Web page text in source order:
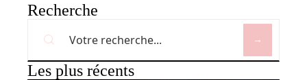
Recherche
Les plus récents